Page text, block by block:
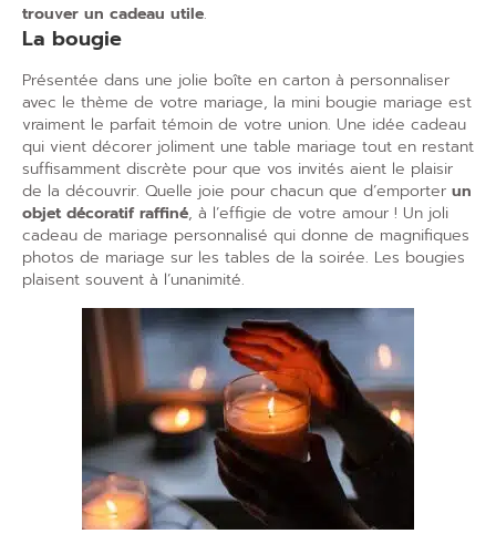
trouver un cadeau utile.
La bougie
Présentée dans une jolie boîte en carton à personnaliser
avec le thème de votre mariage, la mini bougie mariage est
vraiment le parfait témoin de votre union. Une idée cadeau
qui vient décorer joliment une table mariage tout en restant
suffisamment discrète pour que vos invités aient le plaisir
de la découvrir. Quelle joie pour chacun que d’emporter un
objet décoratif raffiné, à l’effigie de votre amour ! Un joli
cadeau de mariage personnalisé qui donne de magnifiques
photos de mariage sur les tables de la soirée. Les bougies
plaisent souvent à l’unanimité.